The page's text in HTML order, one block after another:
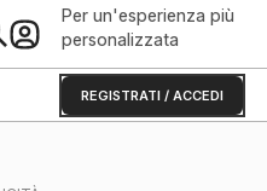
Per un'esperienza più
personalizzata
REGISTRATI / ACCEDI